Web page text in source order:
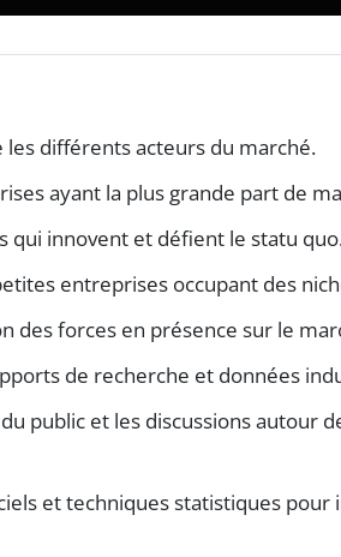
les différents acteurs du marché.
ayant la plus grande part de
qui innovent et défient le statu
entreprises occupant des
des forces en présence sur le
de recherche et données
public et les discussions autour
et techniques statistiques